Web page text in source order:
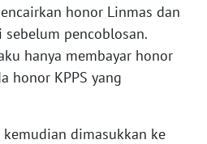
honor Linmas dan
sebelum pencoblosan.
hanya membayar honor
honor KPPS yang
dimasukkan ke